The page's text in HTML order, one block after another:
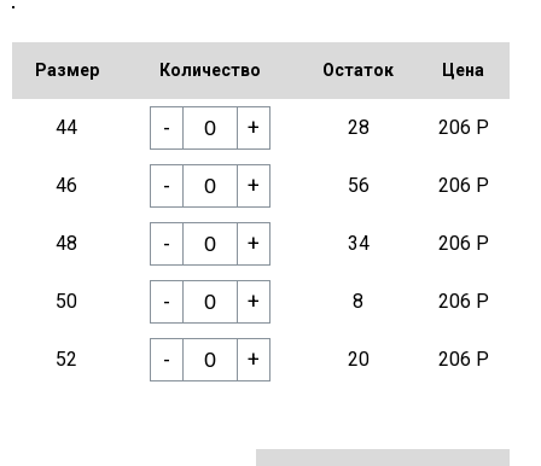
Размер Количество Остаток Цена
44 +
- 28 206 Р
46 +
- 56 206 Р
48 +
- 34 206 Р
50 +
- 8 206 Р
52 +
- 20 206 Р